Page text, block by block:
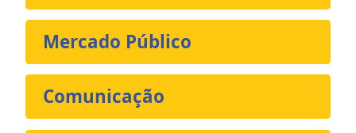
Mercado Público
Comunicação